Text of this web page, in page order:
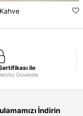
ile
Güvende.
İndirin